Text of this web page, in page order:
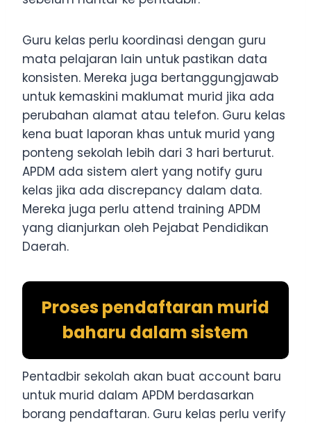
Guru kelas perlu koordinasi dengan guru
mata pelajaran lain untuk pastikan data
konsisten. Mereka juga bertanggungjawab
untuk kemaskini maklumat murid jika ada
perubahan alamat atau telefon. Guru kelas
kena buat laporan khas untuk murid yang
ponteng sekolah lebih dari 3 hari berturut.
APDM ada sistem alert yang notify guru
kelas jika ada discrepancy dalam data.
Mereka juga perlu attend training APDM
yang dianjurkan oleh Pejabat Pendidikan
Daerah.
Proses pendaftaran murid
baharu dalam sistem
Pentadbir sekolah akan buat account baru
untuk murid dalam APDM berdasarkan
borang pendaftaran. Guru kelas perlu verify